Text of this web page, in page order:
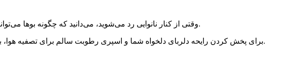
وقتی از کنار نانوایی رد می‌شوید، می‌دانید که چگونه بوها می‌توانند بر احساسات شما تأثیر بگذارند.به همین دلیل است که پخش کننده های روغن یک راه عالی برای ایجاد حال و هوا هستند.
پخش کننده اسانس ذهنی COOSA برای پخش کردن رایحه دلربای دلخواه شما و اسپری رطوبت سالم برای تصفیه هوا، بهترین گزینه است.و نمای بیرونی ظریف و زرق و برق دار هر دکوری را تکمیل می کند.